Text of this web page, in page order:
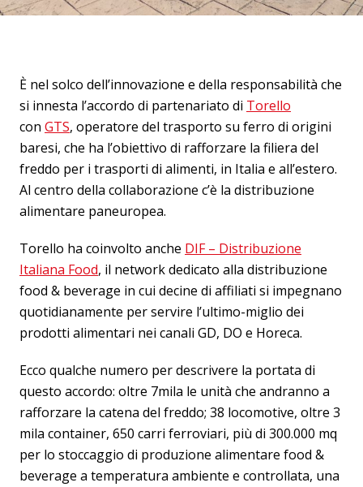
È nel solco dell’innovazione e della responsabilità che
si innesta l’accordo di partenariato di Torello
con GTS, operatore del trasporto su ferro di origini
baresi, che ha l’obiettivo di rafforzare la filiera del
freddo per i trasporti di alimenti, in Italia e all’estero.
Al centro della collaborazione c’è la distribuzione
alimentare paneuropea.
Torello ha coinvolto anche DIF – Distribuzione
Italiana Food, il network dedicato alla distribuzione
food & beverage in cui decine di affiliati si impegnano
quotidianamente per servire l’ultimo-miglio dei
prodotti alimentari nei canali GD, DO e Horeca.
Ecco qualche numero per descrivere la portata di
questo accordo: oltre 7mila le unità che andranno a
rafforzare la catena del freddo; 38 locomotive, oltre 3
mila container, 650 carri ferroviari, più di 300.000 mq
per lo stoccaggio di produzione alimentare food &
beverage a temperatura ambiente e controllata, una